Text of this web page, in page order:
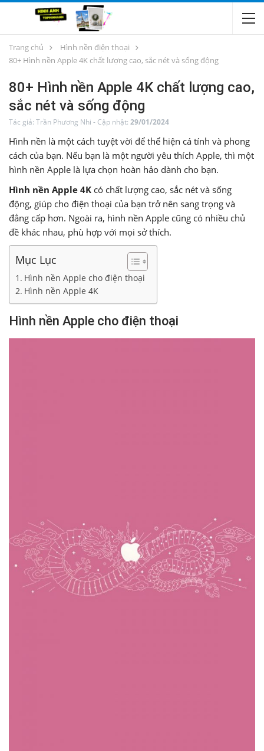
Trang chủ
Hình nền điện thoại
80+ Hình nền Apple 4K chất lượng cao, sắc nét và sống động
80+ Hình nền Apple 4K chất lượng cao,
sắc nét và sống động
Tác giả: Trần Phương Nhi - Cập nhật: 29/01/2024
Hình nền là một cách tuyệt vời để thể hiện cá tính và phong
cách của bạn. Nếu bạn là một người yêu thích Apple, thì một
hình nền Apple là lựa chọn hoàn hảo dành cho bạn.
Hình nền Apple 4K có chất lượng cao, sắc nét và sống
động, giúp cho điện thoại của bạn trở nên sang trọng và
đẳng cấp hơn. Ngoài ra, hình nền Apple cũng có nhiều chủ
đề khác nhau, phù hợp với mọi sở thích.
Mục Lục
Hình nền Apple cho điện thoại
Hình nền Apple 4K
Hình nền Apple cho điện thoại